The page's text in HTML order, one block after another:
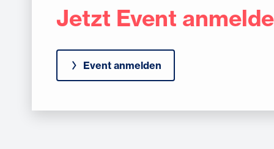
Jetzt Event
Event anmelden